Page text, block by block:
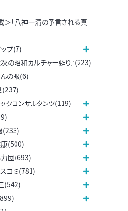
＞「八神一清の予言される真
ップ(7)
次の昭和カルチャー甦り』(223)
んの眼(6)
(237)
ックコンサルタンツ(119)
(233)
康(500)
力団(693)
コミ(781)
(542)